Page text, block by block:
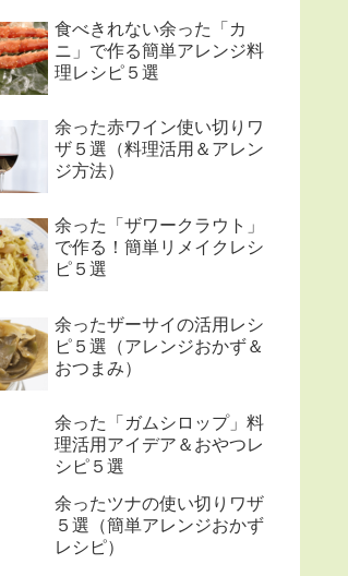
食べきれない余った「カ
ニ」で作る簡単アレンジ料
理レシピ５選
余った赤ワイン使い切りワ
ザ５選（料理活用＆アレン
ジ方法）
余った「ザワークラウト」
で作る！簡単リメイクレシ
ピ５選
余ったザーサイの活用レシ
ピ５選（アレンジおかず＆
おつまみ）
余った「ガムシロップ」料
理活用アイデア＆おやつレ
シピ５選
余ったツナの使い切りワザ
５選（簡単アレンジおかず
レシピ）